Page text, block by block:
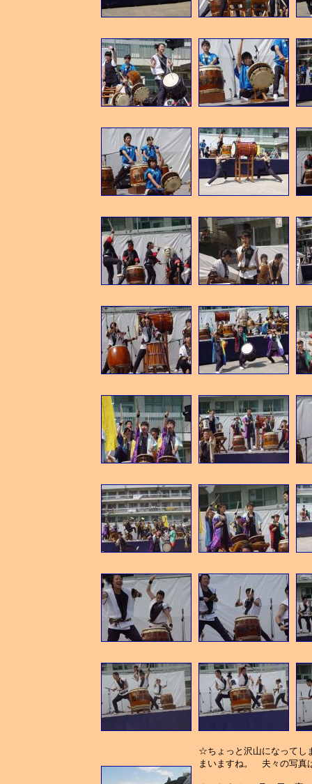
☆ちょっと沢山になってし
まいますね。 夫々の写真